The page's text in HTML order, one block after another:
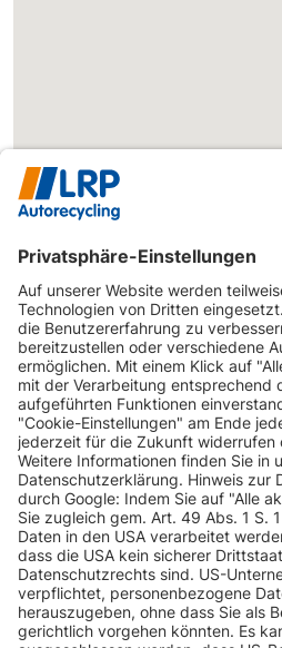
INFORMATIONEN
KUNDENSERVICE
INFORMATIONEN